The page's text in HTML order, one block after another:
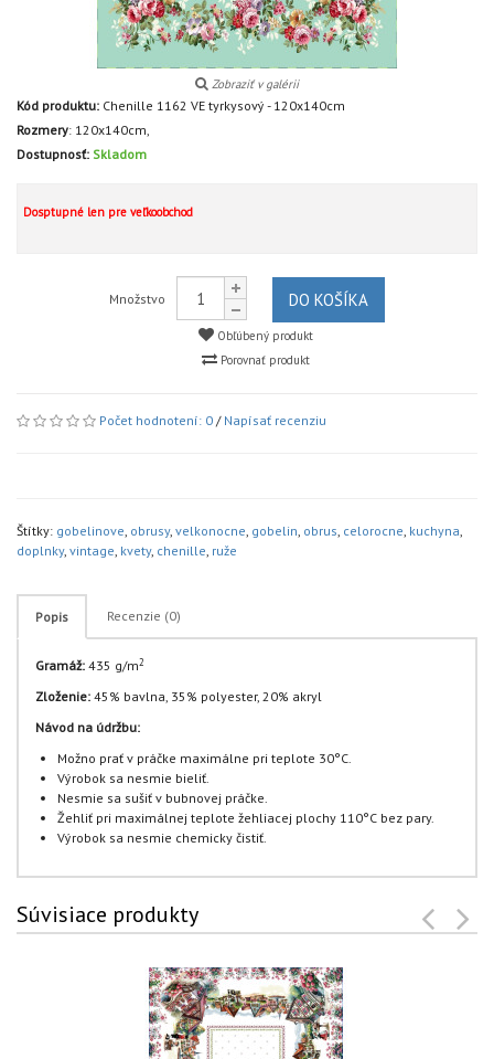
Zobraziť v galérii
Kód produktu: Chenille 1162 VE tyrkysový - 120x140cm
Rozmery: 120x140cm,
Dostupnosť: Skladom
Dosptupné len pre veľkoobchod
Množstvo DO KOŠÍKA
Obľúbený produkt
Porovnať produkt
Počet hodnotení: 0 / Napísať recenziu
Štítky: gobelinove, obrusy, velkonocne, gobelin, obrus, celorocne, kuchyna,
doplnky, vintage, kvety, chenille, ruže
Popis Recenzie (0)
Gramáž: 435 g/m2
Zloženie: 45% bavlna, 35% polyester, 20% akryl
Návod na údržbu:
Možno prať v práčke maximálne pri teplote 30°C.
Výrobok sa nesmie bieliť.
Nesmie sa sušiť v bubnovej práčke.
Žehliť pri maximálnej teplote žehliacej plochy 110°C bez pary.
Výrobok sa nesmie chemicky čistiť.
Súvisiace produkty